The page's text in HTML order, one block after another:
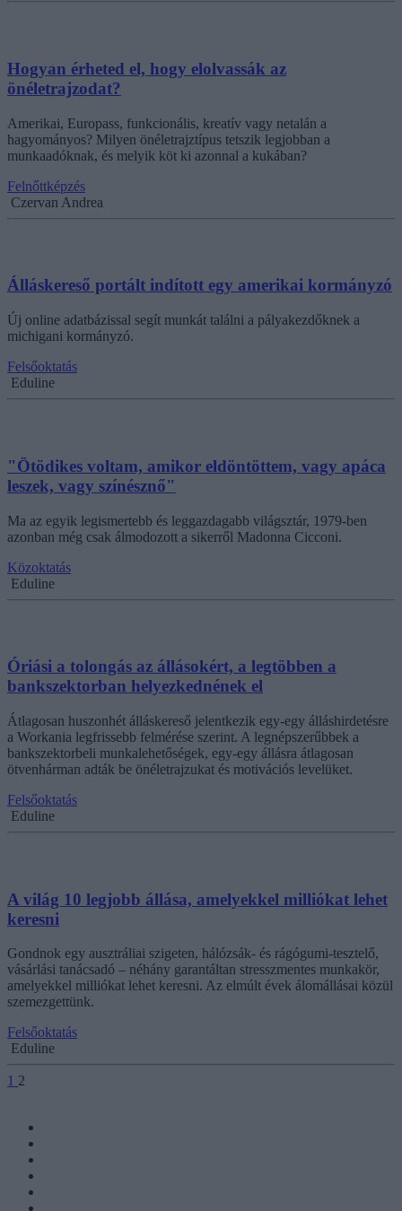
Hogyan érheted el, hogy elolvassák az
önéletrajzodat?
Amerikai, Europass, funkcionális, kreatív vagy netalán a
hagyományos? Milyen önéletrajztípus tetszik legjobban a
munkaadóknak, és melyik köt ki azonnal a kukában?
Felnőttképzés
Czervan Andrea
Álláskereső portált indított egy amerikai kormányzó
Új online adatbázissal segít munkát találni a pályakezdőknek a
michigani kormányzó.
Felsőoktatás
Eduline
"Ötödikes voltam, amikor eldöntöttem, vagy apáca
leszek, vagy színésznő"
Ma az egyik legismertebb és leggazdagabb világsztár, 1979-ben
azonban még csak álmodozott a sikerről Madonna Cicconi.
Közoktatás
Eduline
Óriási a tolongás az állásokért, a legtöbben a
bankszektorban helyezkednének el
Átlagosan huszonhét álláskereső jelentkezik egy-egy álláshirdetésre
a Workania legfrissebb felmérése szerint. A legnépszerűbbek a
bankszektorbeli munkalehetőségek, egy-egy állásra átlagosan
ötvenhárman adták be önéletrajzukat és motivációs levelüket.
Felsőoktatás
Eduline
A világ 10 legjobb állása, amelyekkel milliókat lehet
keresni
Gondnok egy ausztráliai szigeten, hálózsák- és rágógumi-tesztelő,
vásárlási tanácsadó – néhány garantáltan stresszmentes munkakör,
amelyekkel milliókat lehet keresni. Az elmúlt évek álomállásai közül
szemezgettünk.
Felsőoktatás
Eduline
1 2